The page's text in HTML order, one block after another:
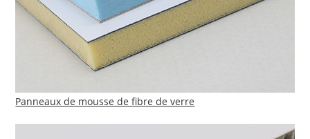
Panneaux de mousse de fibre de verre